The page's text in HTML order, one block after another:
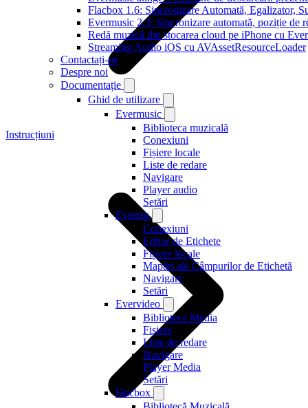
Flacbox 1.6: Sincronizare Automată, Egalizator,
Evermusic 2.3: Sincronizare automată, poziție de
Redă muzică din stocarea cloud pe iPhone cu
Streaming Audio iOS cu AVAssetResourceLoader
Contactați-ne
Despre noi
Documentație
Ghid de utilizare
Evermusic
Biblioteca muzicală
Conexiuni
Fișiere locale
Liste de redare
Navigare
Player audio
Setări
Evertag
Conexiuni
Editor de Etichete
Fișiere locale
Mapări ale Câmpurilor de Etichetă
Navigare
Setări
Evervideo
Biblioteca Media
Fișiere
Liste de redare
Navigare
Player Media
Setări
Flacbox
Instrucțiuni